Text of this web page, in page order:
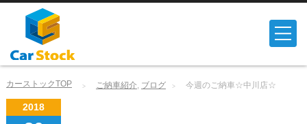
カーストックTOP ご納車紹介 ブログ 今週のご納車☆中川店☆
2018